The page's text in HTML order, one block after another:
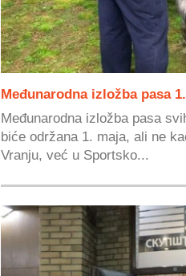
Međunarodna izložba pasa
Međunarodna izložba pasa
biće održana 1. maja, ali ne
Vranju, već u Sportsko...